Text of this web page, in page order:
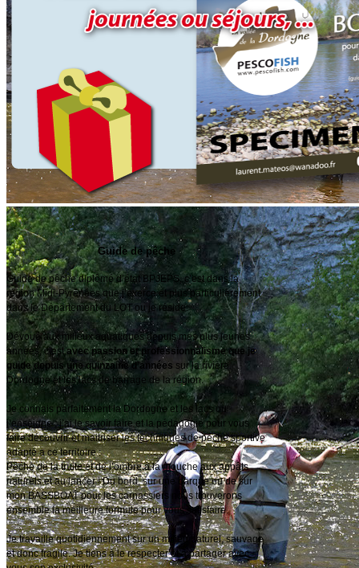
Guide de pêche
Guide de pêche diplômé d’état BPJEPS, c’est dans la
région Midi-Pyrénées que j’exerce et plus particulièrement
dans le Département du LOT ou je réside.
Dévoué aux milieux aquatiques depuis mes plus jeunes
années, c’estavec passion et professionnalisme que je
guide depuis une quinzaine d’années sur la rivière
Dordogne et les lacs de barrage de la région.
Je connais parfaitement la Dordogne et les lacs ou
j’enseigne ; j’ai le savoir faire et la pédagogie pour vous
faire découvrir et maitriser les techniques de pêche sportive
adapté a ce territoire :
Pêche de la truite et de l’ombre a la mouche aux appâts
naturels et au lancer ! Du bord, sur une barque ou de sur
mon BASSBOAT pour les carnassiers nous trouverons
ensemble la meilleure formule pour vous satisfaire.
Je travaille quotidiennement sur un milieu naturel, sauvage
et donc fragile. Je tiens à le respecter et à partager avec